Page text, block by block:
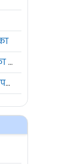
विक्रीकर निरीक्षक प्रश्नपत्रिका संच
सहाय्यक कक्ष अधिकारी प्रश्नपत्रिका संच